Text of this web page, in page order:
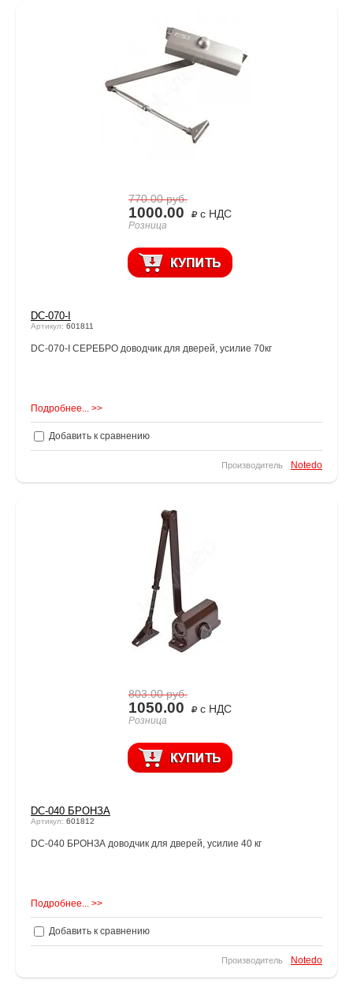
770.00руб.
1000.00 с НДС
Розница
DC-070-I
Артикул: 601811
DC-070-I СЕРЕБРО доводчик для дверей, усилие 70кг
Подробнее... >>
Добавить к сравнению
Производитель Notedo
803.00руб.
1050.00 с НДС
Розница
DC-040 БРОНЗА
Артикул: 601812
DC-040 БРОНЗА доводчик для дверей, усилие 40 кг
Подробнее... >>
Добавить к сравнению
Производитель Notedo